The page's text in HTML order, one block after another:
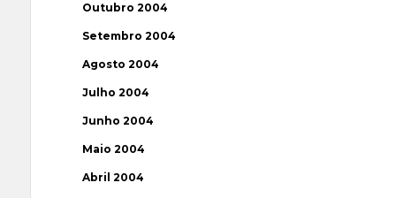
Outubro 2004
Setembro 2004
Agosto 2004
Julho 2004
Junho 2004
Maio 2004
Abril 2004